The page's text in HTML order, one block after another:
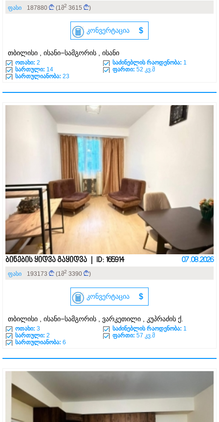
ფასი 187880 (1მ2 3615 )
კონვერტაცია $
თბილისი , ისანი−სამგორის , ისანი
ოთახი: 2 საძინებლის რაოდენობა: 1
სართული: 14 ფართი: 52 კვ.მ
სართულიანობა: 23
ბინების ყიდვა გაყიდვა | ID: 165914 07.08.2026
ფასი 193173 (1მ2 3390 )
კონვერტაცია $
თბილისი , ისანი−სამგორის , ვარკეთილი , კუპრაძის ქ.
ოთახი: 3 საძინებლის რაოდენობა: 1
სართული: 2 ფართი: 57 კვ.მ
სართულიანობა: 6